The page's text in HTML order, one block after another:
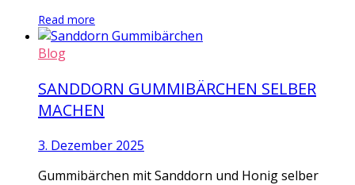
Read more
Blog
SANDDORN GUMMIBÄRCHEN SELBER
MACHEN
3. Dezember 2025
Gummibärchen mit Sanddorn und Honig selber